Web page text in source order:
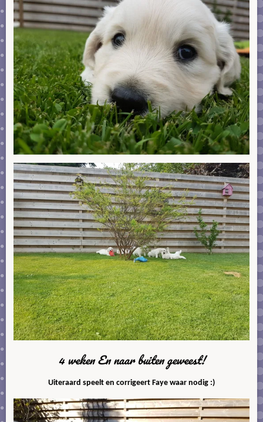
4 weken En naar buiten geweest!
Uiteraard speelt en corrigeert Faye waar nodig :)